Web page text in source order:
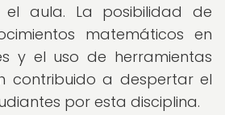
el aula. La posibilidad de
matemáticos en
y el uso de herramientas
contribuido a despertar el
por esta disciplina.